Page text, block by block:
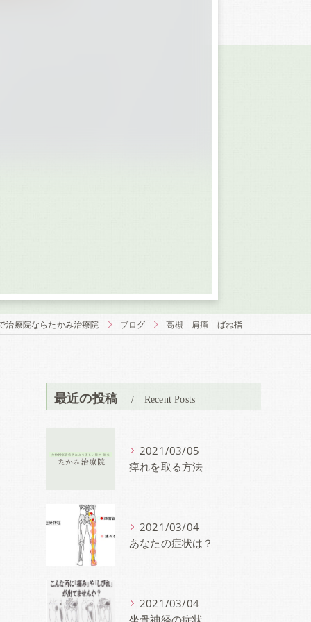
治療院ならたかみ治療院 ブログ 高槻 肩痛 ばね指
最近の投稿 Recent Posts
2021/03/05
痺れを取る方法
2021/03/04
あなたの症状は？
2021/03/04
坐骨神経の症状